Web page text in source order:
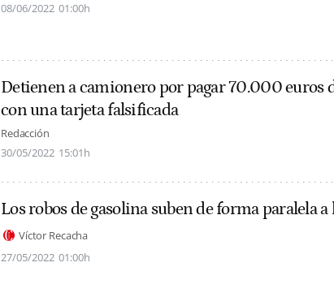
08/06/2022 01:00h
Detienen a camionero por pagar 70.000 euros
con una tarjeta falsificada
Redacción
30/05/2022 15:01h
Los robos de gasolina suben de forma paralela a
Víctor Recacha
27/05/2022 01:00h